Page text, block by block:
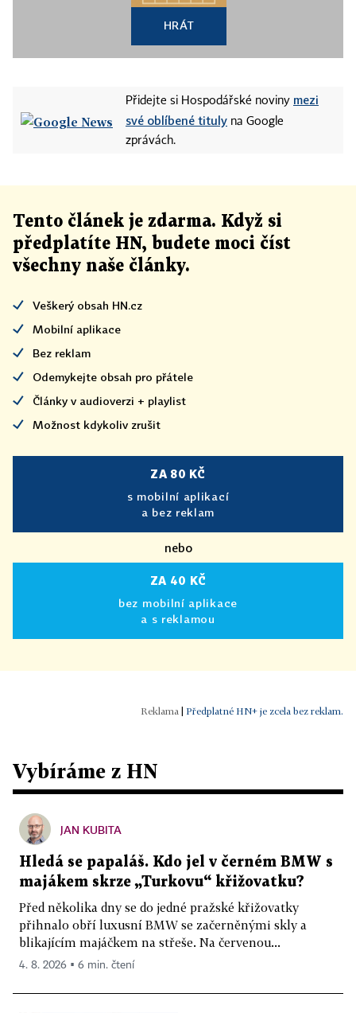
HRÁT
Přidejte si Hospodářské noviny mezi
své oblíbené tituly na Google
zprávách.
Tento článek je zdarma. Když si
předplatíte HN, budete moci číst
všechny naše články.
Veškerý obsah HN.cz
Mobilní aplikace
Bez reklam
Odemykejte obsah pro přátele
Články v audioverzi + playlist
Možnost kdykoliv zrušit
ZA 80 KČ
s mobilní aplikací
a bez reklam
nebo
ZA 40 KČ
bez mobilní aplikace
a s reklamou
Předplatné HN+ je zcela bez reklam.
Vybíráme z HN
JAN KUBITA
Hledá se papaláš. Kdo jel v černém BMW s
majákem skrze „Turkovu“ křižovatku?
Před několika dny se do jedné pražské křižovatky
přihnalo obří luxusní BMW se začerněnými skly a
blikajícím majáčkem na střeše. Na červenou...
4. 8. 2026 ▪ 6 min. čtení